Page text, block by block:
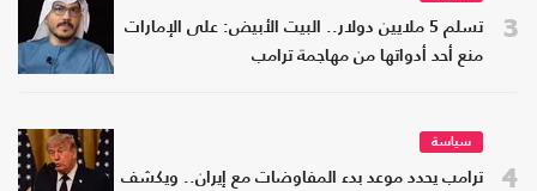
3
تسلم 5 ملايين دولار.. البيت الأبيض: على الإمارات
منع أحد أدواتها من مهاجمة ترامب
4
سياسة
ترامب يحدد موعد بدء المفاوضات مع إيران.. ويكشف